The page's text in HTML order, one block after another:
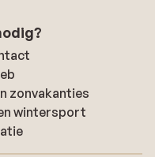
zonvakanties
wintersport